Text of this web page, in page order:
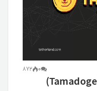
0
872